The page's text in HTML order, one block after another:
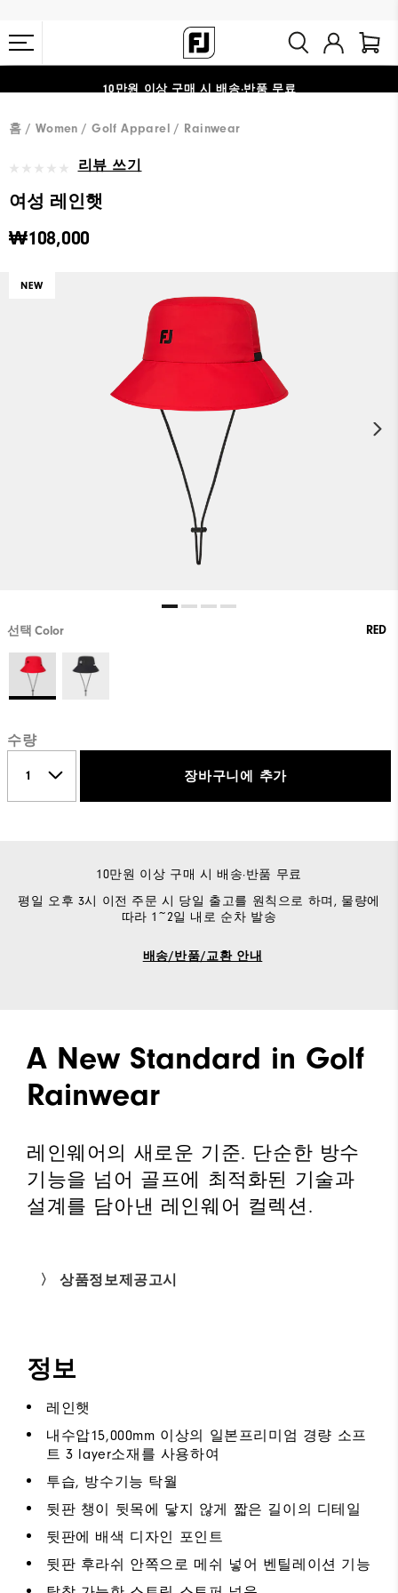
#1 SHOE IN GOLF #1 GLOVE IN GOLF
홈 Women Golf Apparel Rainwear
리뷰 쓰기
여성 레인햇
₩108,000
NEW
선택 Color RED
수량
장바구니에 추가
10만원 이상 구매 시 배송·반품 무료
평일 오후 3시 이전 주문 시 당일 출고를 원칙으로 하며, 물량에
따라 1~2일 내로 순차 발송
배송/반품/교환 안내
A New Standard in Golf
Rainwear
레인웨어의 새로운 기준. 단순한 방수
기능을 넘어 골프에 최적화된 기술과
설계를 담아낸 레인웨어 컬렉션.
〉 상품정보제공고시
정보
레인햇
내수압15,000mm 이상의 일본프리미엄 경량 소프
트 3 layer소재를 사용하여
투습, 방수기능 탁월
뒷판 챙이 뒷목에 닿지 않게 짧은 길이의 디테일
뒷판에 배색 디자인 포인트
뒷판 후라쉬 안쪽으로 메쉬 넣어 벤틸레이션 기능